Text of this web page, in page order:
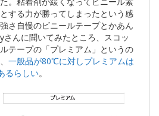
する力が勝ってしまったという感
さ自慢のビニールテープとかあん
んに聞いてみたところ、スコッ
テープの「プレミアム」というの
一般品が80℃に対しプレミアムは
るらしい。